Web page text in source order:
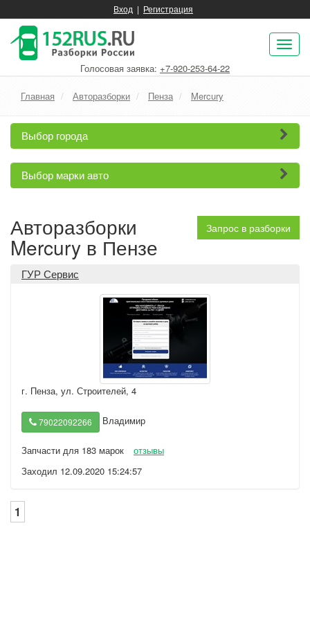
Вход | Регистрация
Голосовая заявка: +7-920-253-64-22
Главная Авторазборки Пенза Mercury
Выбор города
Выбор марки авто
Запрос в разборки
Авторазборки
Mercury в Пензе
ГУР Сервис
г. Пенза, ул. Строителей, 4
79022092266 Владимир
Запчасти для 183 марок
отзывы
Заходил 12.09.2020 15:24:57
1